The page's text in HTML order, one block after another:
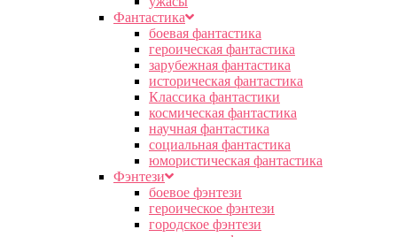
Фантастика
боевая фантастика
героическая фантастика
зарубежная фантастика
историческая фантастика
Классика фантастики
космическая фантастика
научная фантастика
социальная фантастика
юмористическая фантастика
Фэнтези
боевое фэнтези
героическое фэнтези
городское фэнтези